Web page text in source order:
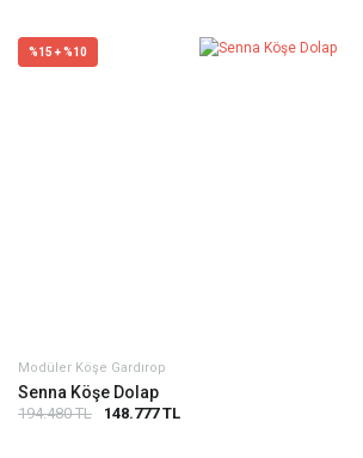
%15 + %10
Modüler Köşe Gardırop
Senna Köşe Dolap
194.480 TL 148.777 TL